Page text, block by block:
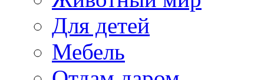
Для детей
Мебель